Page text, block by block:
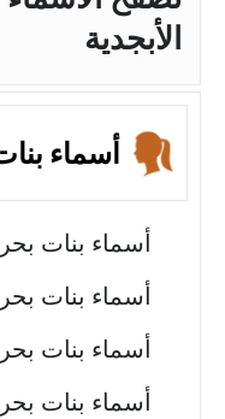
الأبجدية
أسماء
أسماء بنات
أسماء بنات
أسماء بنات
أسماء بنات